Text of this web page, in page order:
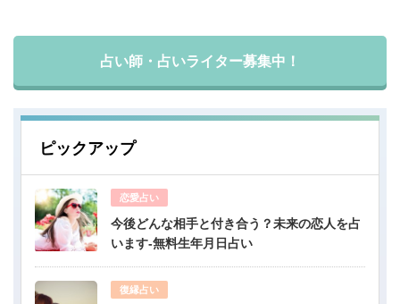
占い師・占いライター募集中！
ピックアップ
恋愛占い
今後どんな相手と付き合う？未来の恋人を占
います-無料生年月日占い
復縁占い